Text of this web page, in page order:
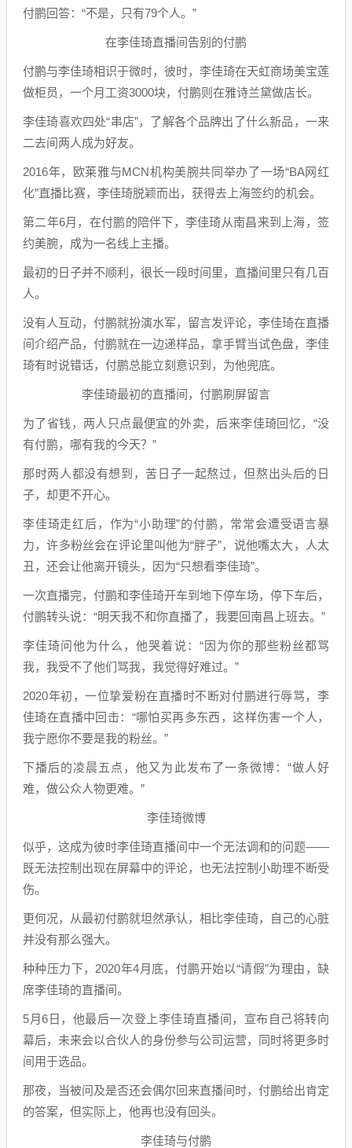
付鹏回答：“不是，只有79个人。”
在李佳琦直播间告别的付鹏
付鹏与李佳琦相识于微时，彼时，李佳琦在天虹商场美宝莲
做柜员，一个月工资3000块，付鹏则在雅诗兰黛做店长。
李佳琦喜欢四处“串店”，了解各个品牌出了什么新品，一来
二去间两人成为好友。
2016年，欧莱雅与MCN机构美腕共同举办了一场“BA网红
化”直播比赛，李佳琦脱颖而出，获得去上海签约的机会。
第二年6月，在付鹏的陪伴下，李佳琦从南昌来到上海，签
约美腕，成为一名线上主播。
最初的日子并不顺利，很长一段时间里，直播间里只有几百
人。
没有人互动，付鹏就扮演水军，留言发评论，李佳琦在直播
间介绍产品，付鹏就在一边递样品，拿手臂当试色盘，李佳
琦有时说错话，付鹏总能立刻意识到，为他兜底。
李佳琦最初的直播间，付鹏刷屏留言
为了省钱，两人只点最便宜的外卖，后来李佳琦回忆，“没
有付鹏，哪有我的今天？”
那时两人都没有想到，苦日子一起熬过，但熬出头后的日
子，却更不开心。
李佳琦走红后，作为“小助理”的付鹏，常常会遭受语言暴
力，许多粉丝会在评论里叫他为“胖子”，说他嘴太大，人太
丑，还会让他离开镜头，因为“只想看李佳琦”。
一次直播完，付鹏和李佳琦开车到地下停车场，停下车后，
付鹏转头说：“明天我不和你直播了，我要回南昌上班去。”
李佳琦问他为什么，他哭着说：“因为你的那些粉丝都骂
我，我受不了他们骂我，我觉得好难过。”
2020年初，一位挚爱粉在直播时不断对付鹏进行辱骂，李
佳琦在直播中回击：“哪怕买再多东西，这样伤害一个人，
我宁愿你不要是我的粉丝。”
下播后的凌晨五点，他又为此发布了一条微博：“做人好
难，做公众人物更难。”
李佳琦微博
似乎，这成为彼时李佳琦直播间中一个无法调和的问题——
既无法控制出现在屏幕中的评论，也无法控制小助理不断受
伤。
更何况，从最初付鹏就坦然承认，相比李佳琦，自己的心脏
并没有那么强大。
种种压力下，2020年4月底，付鹏开始以“请假”为理由，缺
席李佳琦的直播间。
5月6日，他最后一次登上李佳琦直播间，宣布自己将转向
幕后，未来会以合伙人的身份参与公司运营，同时将更多时
间用于选品。
那夜，当被问及是否还会偶尔回来直播间时，付鹏给出肯定
的答案，但实际上，他再也没有回头。
李佳琦与付鹏